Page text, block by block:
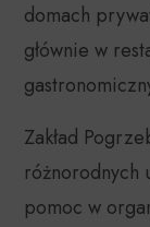
domach
głównie w
Zakład
różnorodnych
pomoc w